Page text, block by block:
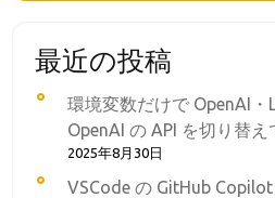
最近の投稿
環境変数だけで OpenAI
OpenAI の API を切り替え
2025年8月30日
VSCode の GitHub